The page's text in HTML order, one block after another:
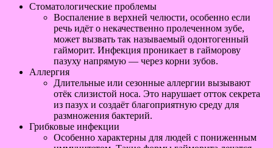
Стоматологические проблемы
Воспаление в верхней челюсти, особенно если
речь идёт о некачественно пролеченном зубе,
может вызвать так называемый одонтогенный
гайморит. Инфекция проникает в гайморову
пазуху напрямую — через корни зубов.
Аллергия
Длительные или сезонные аллергии вызывают
отёк слизистой носа. Это нарушает отток секрета
из пазух и создаёт благоприятную среду для
размножения бактерий.
Грибковые инфекции
Особенно характерны для людей с пониженным